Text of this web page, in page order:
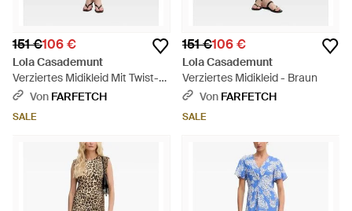
151 €106 €
Lola Casademunt
Verziertes Midikleid Mit Twist-
Detail - Rot
Von FARFETCH
SALE
151 €106 €
Lola Casademunt
Verziertes Midikleid - Braun
Von FARFETCH
SALE